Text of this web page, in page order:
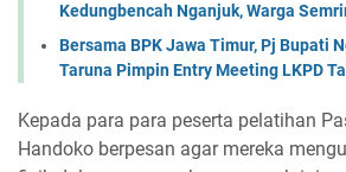
Kedungbencah Nganjuk, Warga
Bersama BPK Jawa Timur, Pj Bupati
Taruna Pimpin Entry Meeting LKPD
Kepada para para peserta pelatihan
Handoko berpesan agar mereka